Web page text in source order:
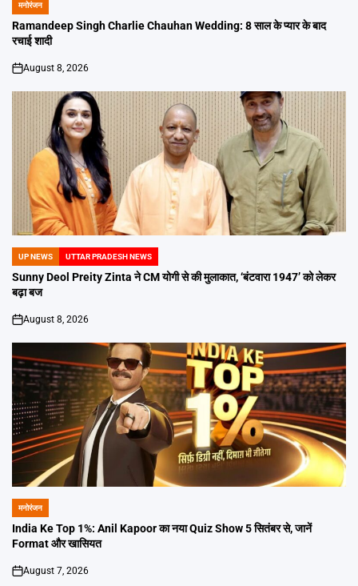
POSTED
IN
मनोरंजन
Ramandeep Singh Charlie Chauhan Wedding: 8 साल के प्यार के बाद
रचाई शादी
on
August 8, 2026
POSTED
IN
UP NEWS UTTAR PRADESH NEWS
Sunny Deol Preity Zinta ने CM योगी से की मुलाकात, ‘बंटवारा 1947’ को लेकर
बढ़ा बज
on
August 8, 2026
POSTED
IN
मनोरंजन
India Ke Top 1%: Anil Kapoor का नया Quiz Show 5 सितंबर से, जानें
Format और खासियत
on
August 7, 2026